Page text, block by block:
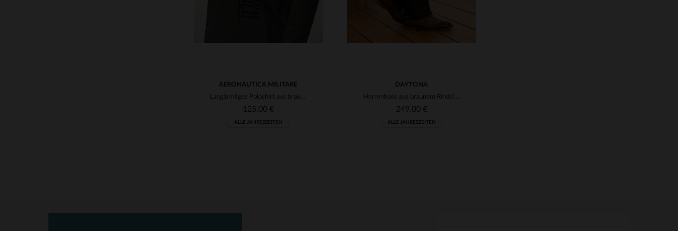
AERONAUTICA MILITARE
Langärmliges Poloshirt aus brauner Baumwolle mit Stickerei und Beflockung
125,00 €
ALLE JAHRESZEITEN
DAYTONA
Herrenhose aus braunem Rindsleder
249,00 €
ALLE JAHRESZEITEN